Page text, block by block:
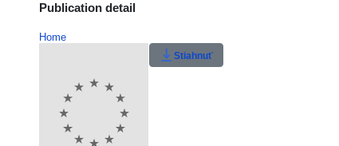
Publication detail
Home
Stiahnuť